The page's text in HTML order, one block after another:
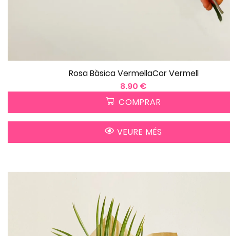
Rosa Bàsica VermellaCor Vermell
8.90 €
COMPRAR
VEURE MÉS